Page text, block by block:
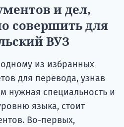
и дел,
совершить для
ВУЗ
из избранных
для перевода, узнав
нужная специальность и
языка, стоит
Во-первых,